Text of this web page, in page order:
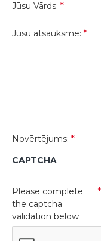
Jūsu Vārds:
Jūsu atsauksme:
Novērtējums:
CAPTCHA
Please complete
the captcha
validation below